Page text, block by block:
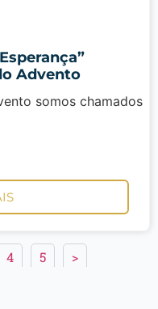
Advento
somos chamados
4 5 >